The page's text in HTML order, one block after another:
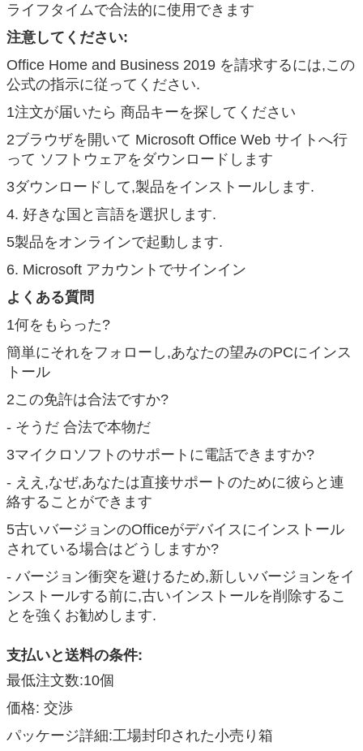
メッセージ
折り返しご連絡いたします！
ライフタイムで合法的に使用できます
注意してください:
Office Home and Business 2019 を請求するには,この
公式の指示に従ってください.
1注文が届いたら 商品キーを探してください
2ブラウザを開いて Microsoft Office Web サイトへ行
って ソフトウェアをダウンロードします
3ダウンロードして,製品をインストールします.
4. 好きな国と言語を選択します.
5製品をオンラインで起動します.
6. Microsoft アカウントでサインイン
よくある質問
1何をもらった?
簡単にそれをフォローし,あなたの望みのPCにインス
トール
2この免許は合法ですか?
- そうだ 合法で本物だ
3マイクロソフトのサポートに電話できますか?
- ええ,なぜ,あなたは直接サポートのために彼らと連
絡することができます
5古いバージョンのOfficeがデバイスにインストール
されている場合はどうしますか?
- バージョン衝突を避けるため,新しいバージョンをイ
ンストールする前に,古いインストールを削除するこ
とを強くお勧めします.
支払いと送料の条件:
最低注文数:10個
価格: 交渉
パッケージ詳細:工場封印された小売り箱